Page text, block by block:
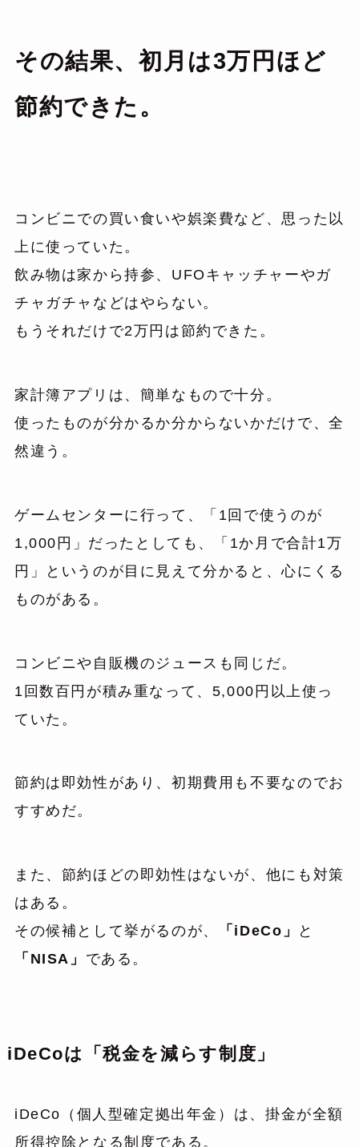
その結果、初月は3万円ほど
節約できた。
コンビニでの買い食いや娯楽費など、思った以
上に使っていた。
飲み物は家から持参、UFOキャッチャーやガ
チャガチャなどはやらない。
もうそれだけで2万円は節約できた。
家計簿アプリは、簡単なもので十分。
使ったものが分かるか分からないかだけで、全
然違う。
ゲームセンターに行って、「1回で使うのが
1,000円」だったとしても、「1か月で合計1万
円」というのが目に見えて分かると、心にくる
ものがある。
コンビニや自販機のジュースも同じだ。
1回数百円が積み重なって、5,000円以上使っ
ていた。
節約は即効性があり、初期費用も不要なのでお
すすめだ。
また、節約ほどの即効性はないが、他にも対策
はある。
その候補として挙がるのが、
「iDeCo」
と
「NISA」 である。
iDeCoは「税金を減らす制度」
iDeCo（個人型確定拠出年金）は、掛金が全額
所得控除となる制度である。